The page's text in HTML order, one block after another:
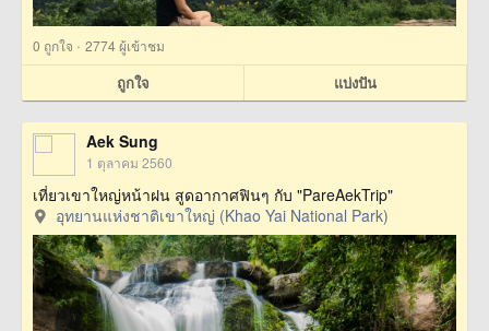
0 ถูกใจ · 2774 ผู้เข้าชม
ถูกใจ แบ่งปัน
Aek Sung
1 ตุลาคม 2560
เที่ยวเขาใหญ่หน้าฝน สูดอากาศฟินๆ กับ "PareAekTrip"
อุทยานแห่งชาติเขาใหญ่ (Khao Yai National Park)